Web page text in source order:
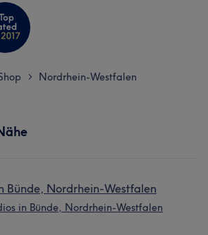
> Nordrhein-Westfalen
Bünde, Nordrhein-Westfalen
in Bünde, Nordrhein-Westfalen